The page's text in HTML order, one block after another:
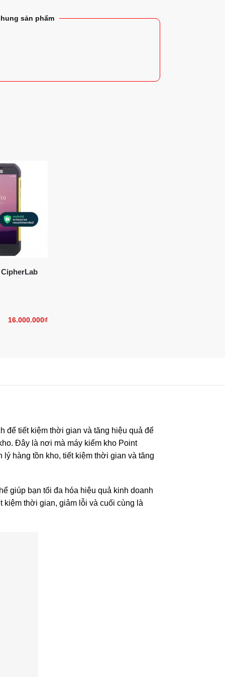
sản phẩm
16.000.000₫
để tiết kiệm thời gian và tăng hiệu quả để
Đây là nơi mà máy kiểm kho Point
hàng tồn kho, tiết kiệm thời gian và tăng
giúp bạn tối đa hóa hiệu quả kinh doanh
kiệm thời gian, giảm lỗi và cuối cùng là